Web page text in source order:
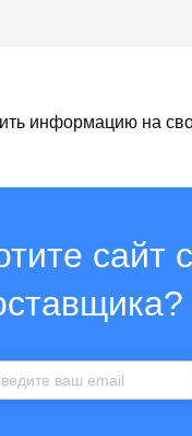
информацию на
сайт